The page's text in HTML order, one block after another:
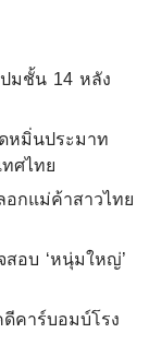
ปมชั้น 14 หลัง
หมิ่นประมาท
ศไทย
กแม่ค้าสาวไทย
สอบ ‘หนุ่มใหญ่’
คาร์บอมบ์โรง